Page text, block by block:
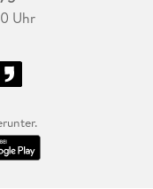
Uhr